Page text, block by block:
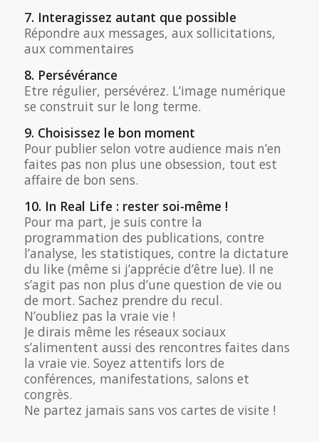
7. Interagissez autant que possible
Répondre aux messages, aux sollicitations,
aux commentaires
8. Persévérance
Etre régulier, persévérez. L’image numérique
se construit sur le long terme.
9. Choisissez le bon moment
Pour publier selon votre audience mais n’en
faites pas non plus une obsession, tout est
affaire de bon sens.
10. In Real Life : rester soi-même !
Pour ma part, je suis contre la
programmation des publications, contre
l’analyse, les statistiques, contre la dictature
du like (même si j’apprécie d’être lue). Il ne
s’agit pas non plus d’une question de vie ou
de mort. Sachez prendre du recul.
N’oubliez pas la vraie vie !
Je dirais même les réseaux sociaux
s’alimentent aussi des rencontres faites dans
la vraie vie. Soyez attentifs lors de
conférences, manifestations, salons et
congrès.
Ne partez jamais sans vos cartes de visite !